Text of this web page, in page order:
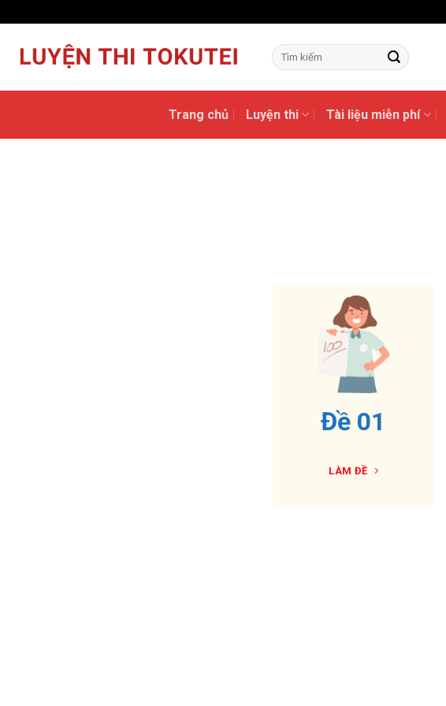
to
content
Trang chủ Luyện thi Tài liệu miễn phí
Đề 01
LÀM ĐỀ